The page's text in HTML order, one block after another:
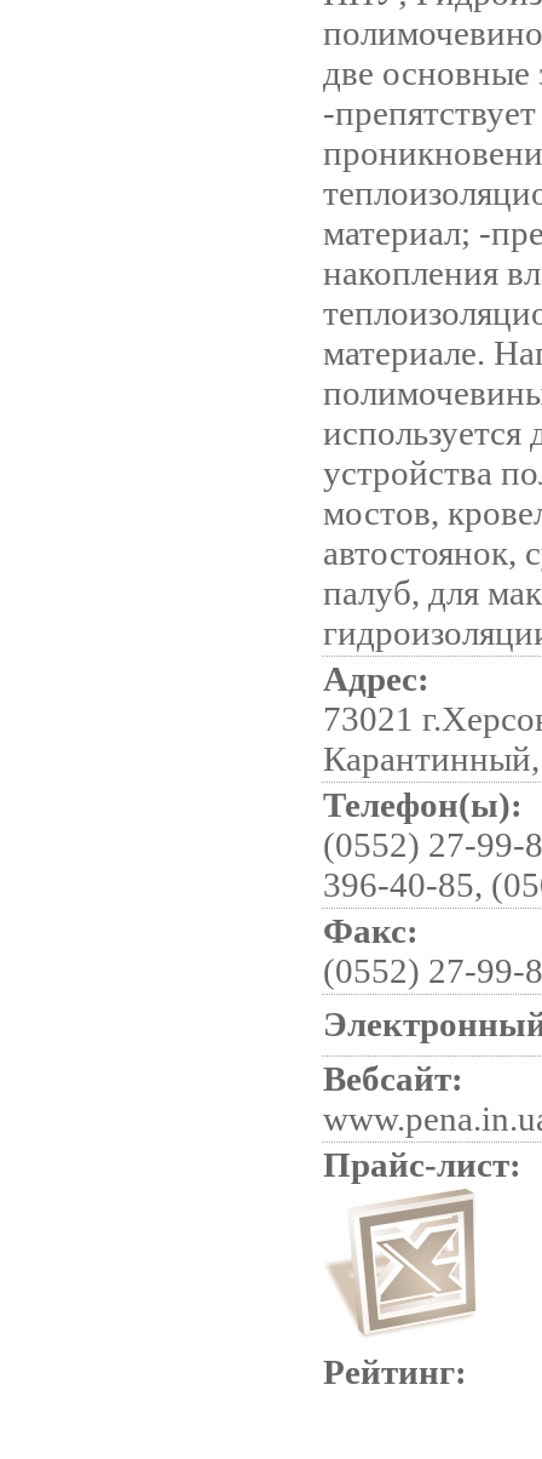
две основные
-препятствует
материал; -
накопления
материале.
используется
устройства
мостов,
автостоянок,
палуб, для
Адрес:
73021
Телефон(ы):
(0552) 27-99-
396-40-85,
Факс:
(0552) 27-99-
Вебсайт:
Прайс-лист:
Рейтинг: